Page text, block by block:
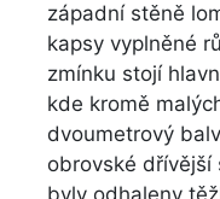
západní stěně
kapsy vyplněné
zmínku stojí
kde kromě
dvoumetrový
obrovské dřívější
byly odhaleny